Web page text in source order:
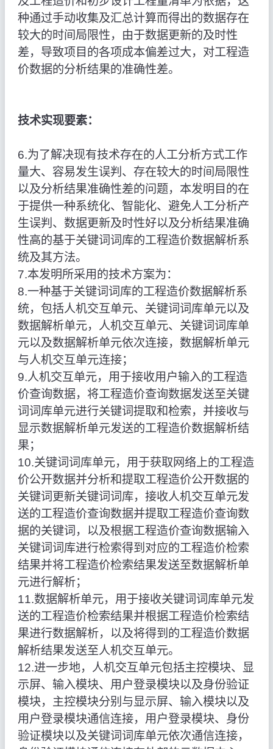
种通过手动收集及汇总计算而得出的数据存在
较大的时间局限性，由于数据更新的及时性
差，导致项目的各项成本偏差过大，对工程造
价数据的分析结果的准确性差。
技术实现要素：
6.为了解决现有技术存在的人工分析方式工作
量大、容易发生误判、存在较大的时间局限性
以及分析结果准确性差的问题，本发明目的在
于提供一种系统化、智能化、避免人工分析产
生误判、数据更新及时性好以及分析结果准确
性高的基于关键词词库的工程造价数据解析系
统及其方法。
7.本发明所采用的技术方案为：
8.一种基于关键词词库的工程造价数据解析系
统，包括人机交互单元、关键词词库单元以及
数据解析单元，人机交互单元、关键词词库单
元以及数据解析单元依次连接，数据解析单元
与人机交互单元连接；
9.人机交互单元，用于接收用户输入的工程造
价查询数据，将工程造价查询数据发送至关键
词词库单元进行关键词提取和检索，并接收与
显示数据解析单元发送的工程造价数据解析结
果；
10.关键词词库单元，用于获取网络上的工程造
价公开数据并分析和提取工程造价公开数据的
关键词更新关键词词库，接收人机交互单元发
送的工程造价查询数据并提取工程造价查询数
据的关键词，以及根据工程造价查询数据输入
关键词词库进行检索得到对应的工程造价检索
结果并将工程造价检索结果发送至数据解析单
元进行解析；
11.数据解析单元，用于接收关键词词库单元发
送的工程造价检索结果并根据工程造价检索结
果进行数据解析，以及将得到的工程造价数据
解析结果发送至人机交互单元。
12.进一步地，人机交互单元包括主控模块、显
示屏、输入模块、用户登录模块以及身份验证
模块，主控模块分别与显示屏、输入模块以及
用户登录模块通信连接，用户登录模块、身份
验证模块以及关键词词库单元依次通信连接，